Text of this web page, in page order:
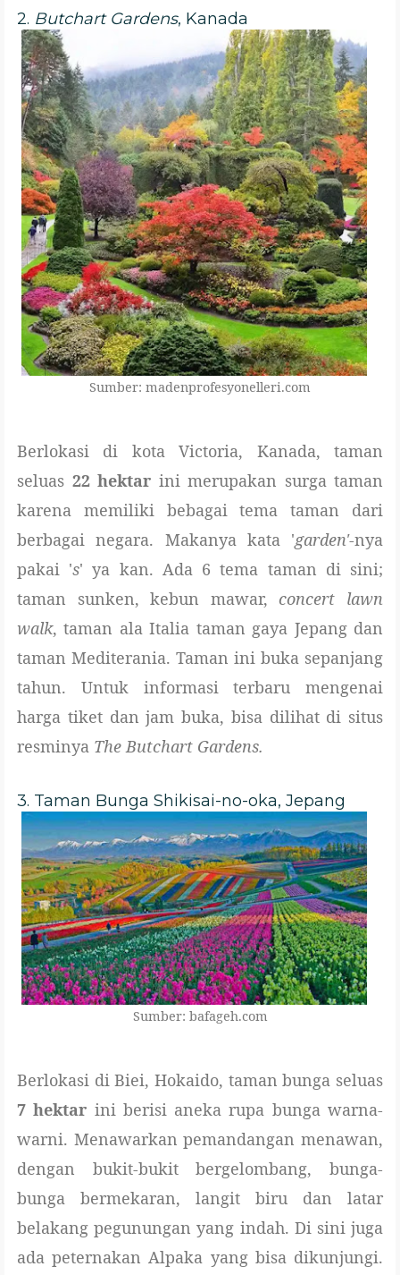
2. Butchart Gardens, Kanada
Sumber: madenprofesyonelleri.com
Berlokasi di kota Victoria, Kanada, taman
seluas 22 hektar ini merupakan surga taman
karena memiliki bebagai tema taman dari
berbagai negara. Makanya kata 'garden'-nya
pakai 's' ya kan. Ada 6 tema taman di sini;
taman sunken, kebun mawar,concert lawn
walk, taman ala Italia taman gaya Jepang dan
taman Mediterania. Taman ini buka sepanjang
tahun. Untuk informasi terbaru mengenai
harga tiket dan jam buka, bisa dilihat di situs
resminya The Butchart Gardens.
3. Taman Bunga Shikisai-no-oka, Jepang
Sumber: bafageh.com
Berlokasi di Biei, Hokaido, taman bunga seluas
7 hektar ini berisi aneka rupa bunga warna-
warni. Menawarkan pemandangan menawan,
dengan bukit-bukit bergelombang, bunga-
bunga bermekaran, langit biru dan latar
belakang pegunungan yang indah. Di sini juga
ada peternakan Alpaka yang bisa dikunjungi.